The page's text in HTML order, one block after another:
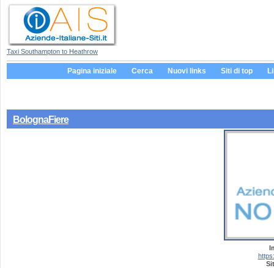
Taxi Southampton to Heathrow
Pagina iniziale Cerca Nuovi links Siti di top
BolognaFiere